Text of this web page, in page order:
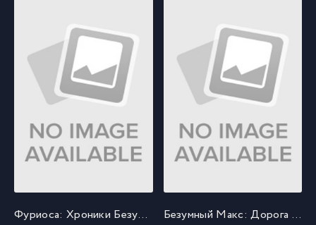
Фуриоса: Хроники Безумного Макса Безумный Макс: Дорога ярости